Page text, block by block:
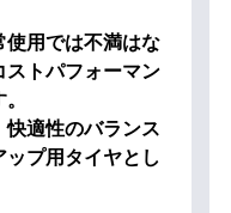
使用では不満はな
ストパフォーマン
快適性のバランス
プ用タイヤとし